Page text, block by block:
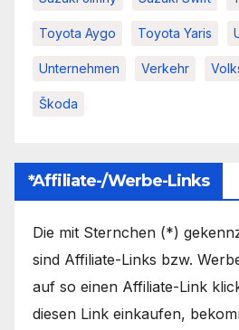
Toyota Aygo Toyota Yaris
Unternehmen Verkehr
Škoda
*Affiliate-/Werbe-Links
Die mit Sternchen (*)
sind Affiliate-Links bzw.
auf so einen Affiliate-Link
diesen Link einkaufen,